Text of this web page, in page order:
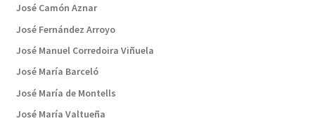
José Camón Aznar
José Fernández Arroyo
José Manuel Corredoira Viñuela
José María Barceló
José María de Montells
José María Valtueña